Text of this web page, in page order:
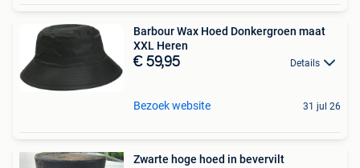
Barbour Wax Hoed Donkergroen maat
XXL Heren
€ 59,95 Details
Bezoek website 31 jul 26
Zwarte hoge hoed in bevervilt